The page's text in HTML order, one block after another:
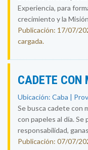
Experiencia, para
crecimiento y la
Publicación: 17/07/
cargada.
CADETE CON
Ubicación: Caba |
Se busca cadete con
con papeles al día.
responsabilidad,
Publicación: 07/07/